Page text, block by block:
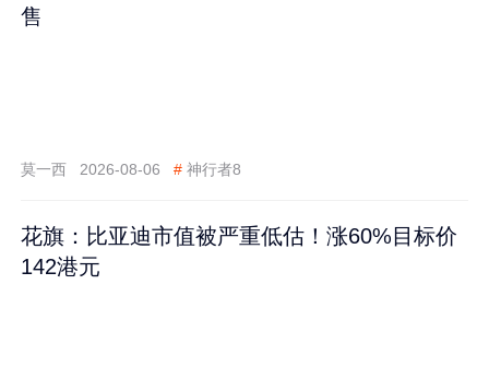
售
莫一西 2026-08-06 # 神行者8
花旗：比亚迪市值被严重低估！涨60%目标价
142港元